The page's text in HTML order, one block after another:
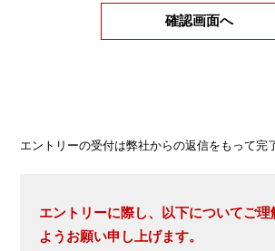
確認画面へ
エントリーの受付は弊社からの返信をもって完
エントリーに際し、以下についてご理
ようお願い申し上げます。